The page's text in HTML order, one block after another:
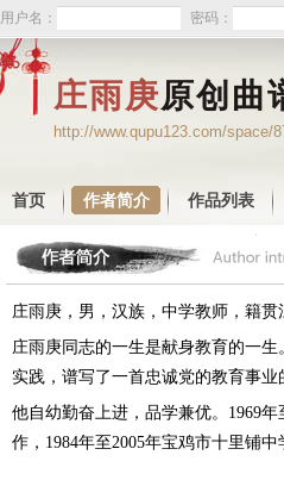
用户名： 密码：
庄雨庚原创曲
http://www.qupu123.com/space/
首页 作者简介 作品列表
庄雨庚，男，汉族，中学教师，籍贯
庄雨庚同志的一生是献身教育的一
实践，谱写了一首忠诚党的教育事业
他自幼勤奋上进，品学兼优。1969
作，1984年至2005年宝鸡市十里铺中